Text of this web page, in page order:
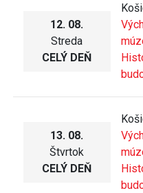
12. 08.
Streda
CELÝ DEŇ
13. 08.
Štvrtok
CELÝ DEŇ